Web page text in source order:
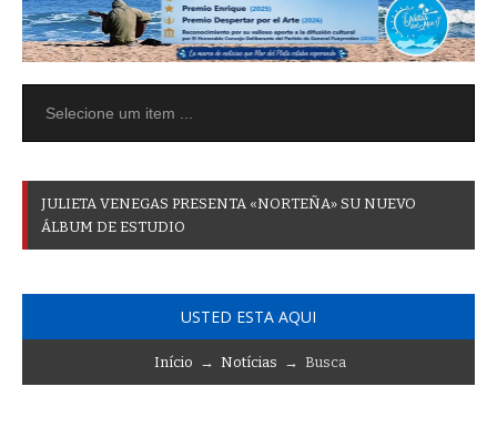
JULIETA VENEGAS PRESENTA «NORTEÑA» SU NUEVO
ÁLBUM DE ESTUDIO
USTED ESTA AQUI
Início → Notícias → Busca